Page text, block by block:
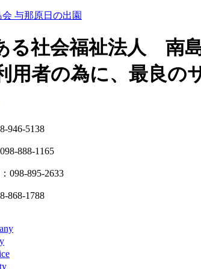
る社会福祉法人 南
用者の為に、最良の
946-5138
098-888-1165
098-895-2633
868-1788